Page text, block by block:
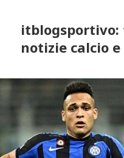
notizie calcio